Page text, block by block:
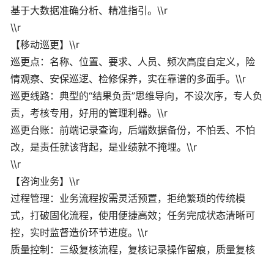
基于大数据准确分析、精准指引。\\r
\\r
【移动巡更】\\r
巡更点：名称、位置、要求、人员、频次高度自定义，险
情观察、安保巡逻、检修保养，实在靠谱的多面手。\\r
巡更线路：典型的“结果负责”思维导向，不设次序，专人负
责，考核专用，好用的管理利器。\\r
巡更台账：前端记录查询，后端数据备份，不怕丢、不怕
改，是责任就该背起，是业绩就不掩埋。\\r
\\r
【咨询业务】\\r
过程管理：业务流程按需灵活预置，拒绝繁琐的传统模
式，打破固化流程，使用便捷高效；任务完成状态清晰可
控，实时监督造价环节进度。\\r
质量控制：三级复核流程，复核记录操作留痕，质量复核